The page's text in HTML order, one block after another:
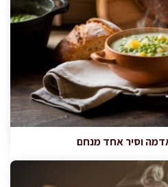
וסיר אחד מנחם